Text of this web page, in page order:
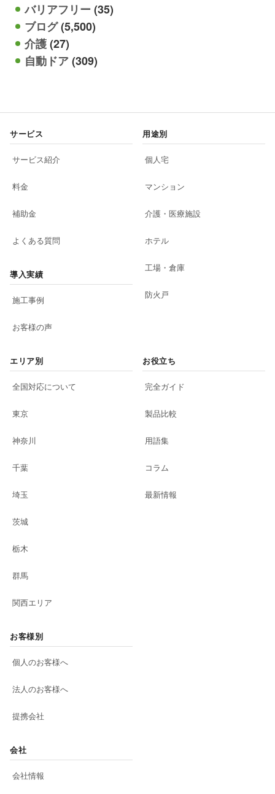
バリアフリー(35)
ブログ(5,500)
介護(27)
自動ドア(309)
サービス
サービス紹介
料金
補助金
よくある質問
導入実績
施工事例
お客様の声
用途別
個人宅
マンション
介護・医療施設
ホテル
工場・倉庫
防火戸
エリア別
全国対応について
東京
神奈川
千葉
埼玉
茨城
栃木
群馬
関西エリア
お役立ち
完全ガイド
製品比較
用語集
コラム
最新情報
お客様別
個人のお客様へ
法人のお客様へ
提携会社
会社
会社情報